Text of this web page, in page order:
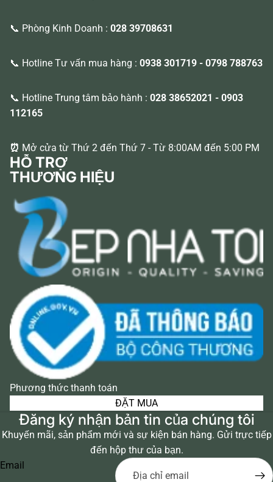
📞 Phòng Kinh Doanh : 028 39708631
📞 Hotline Tư vấn mua hàng : 0938 301719 - 0798 788763
📞 Hotline Trung tâm bảo hành : 028 38652021 - 0903
112165
⏰ Mở cửa từ Thứ 2 đến Thứ 7 - Từ 8:00AM đến 5:00 PM
HỖ TRỢ
THƯƠNG HIỆU
Phương thức thanh toán
ĐẶT MUA
Đăng ký nhận bản tin của chúng tôi
Khuyến mãi, sản phẩm mới và sự kiện bán hàng. Gửi trực tiếp
đến hộp thư của bạn.
Email